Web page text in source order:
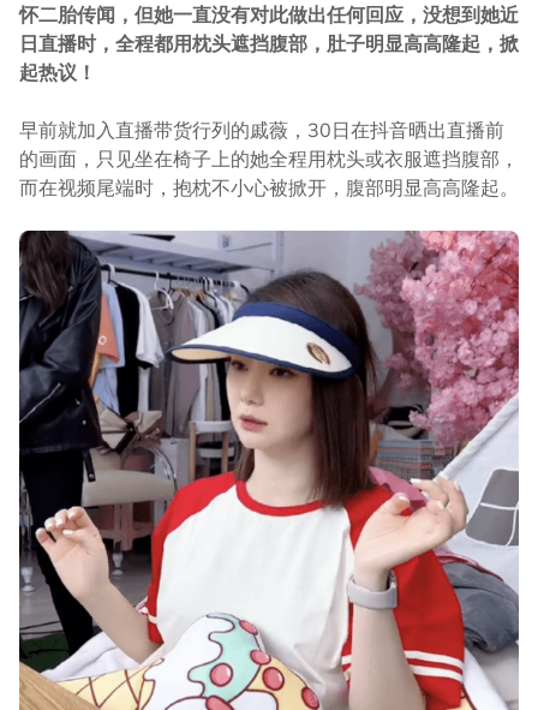
怀二胎传闻，但她一直没有对此做出任何回应，没想到她近
日直播时，全程都用枕头遮挡腹部，肚子明显高高隆起，掀
起热议！
早前就加入直播带货行列的戚薇，30日在抖音晒出直播前
的画面，只见坐在椅子上的她全程用枕头或衣服遮挡腹部，
而在视频尾端时，抱枕不小心被掀开，腹部明显高高隆起。